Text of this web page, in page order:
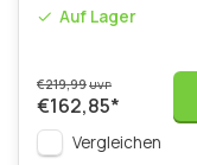
Auf Lager
€219,99UVP
€162,85*
Vergleichen